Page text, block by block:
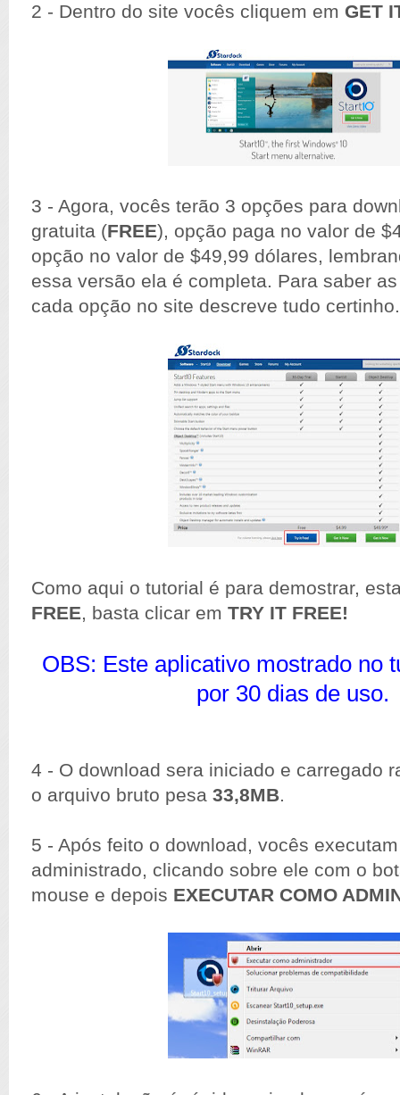
2 - Dentro do site vocês cliquem em GET
3 - Agora, vocês terão 3 opções para
gratuita (FREE), opção paga no valor de
opção no valor de $49,99 dólares,
essa versão ela é completa. Para saber
cada opção no site descreve tudo certinho.
Como aqui o tutorial é para demostrar,
FREE, basta clicar em TRY IT FREE!
OBS: Este aplicativo mostrado no
por 30 dias de uso.
4 - O download sera iniciado e carregado
o arquivo bruto pesa 33,8MB.
5 - Após feito o download, vocês
administrado, clicando sobre ele com o
mouse e depois EXECUTAR COMO